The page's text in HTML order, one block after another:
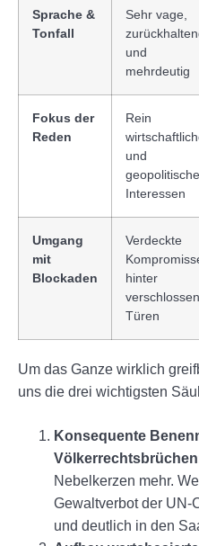
Sprache &
Tonfall
Sehr vage,
und
mehrdeutig
Fokus der
Reden
Rein
und
geopolitische
Interessen
Umgang
mit
Blockaden
Verdeckte
hinter
Türen
Um das Ganze wirklich
uns die drei wichtigsten
Konsequente
Nebelkerzen mehr.
Gewaltverbot der UN-
und deutlich in den